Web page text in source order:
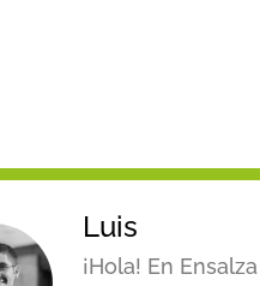
Luis
¡Hola! En